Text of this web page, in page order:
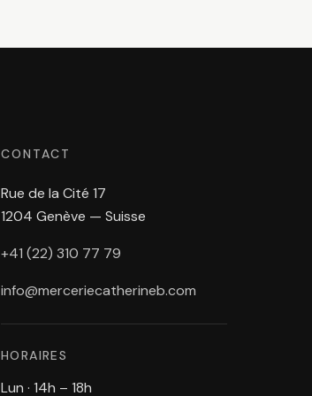
CONTACT
Rue de la Cité 17
1204 Genève — Suisse
+41 (22) 310 77 79
info@merceriecatherineb.com
HORAIRES
Lun · 14h – 18h